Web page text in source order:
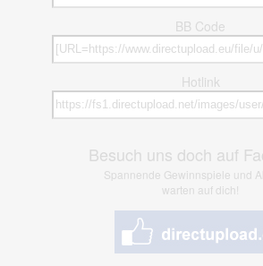
BB Code
Hotlink
Besuch uns doch auf
Spannende Gewinnspiele und
warten auf dich!